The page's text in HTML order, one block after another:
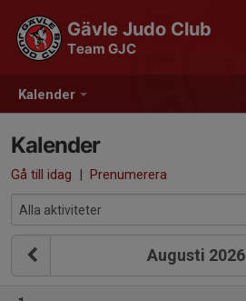
Kalender
Gävle Judo Club
Team GJC
Kalender
Gå till idag | Prenumerera
Augusti 2026